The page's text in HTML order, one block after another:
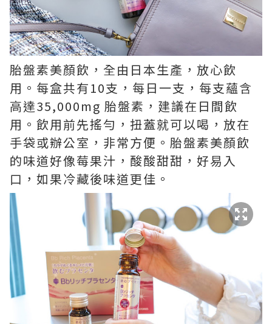
胎盤素美顏飲，全由日本生產，放心飲
用。每盒共有10支，每日一支，每支蘊含
高達35,000mg 胎盤素，建議在日間飲
用。飲用前先搖勻，扭蓋就可以喝，放在
手袋或辦公室，非常方便。胎盤素美顏飲
的味道好像莓果汁，酸酸甜甜，好易入
口，如果冷藏後味道更佳。